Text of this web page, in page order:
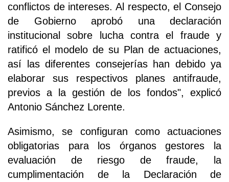
conflictos de intereses. Al respecto, el Consejo
de Gobierno aprobó una declaración
institucional sobre lucha contra el fraude y
ratificó el modelo de su Plan de actuaciones,
así las diferentes consejerías han debido ya
elaborar sus respectivos planes antifraude,
previos a la gestión de los fondos", explicó
Antonio Sánchez Lorente.
Asimismo, se configuran como actuaciones
obligatorias para los órganos gestores la
evaluación de riesgo de fraude, la
cumplimentación de la Declaración de